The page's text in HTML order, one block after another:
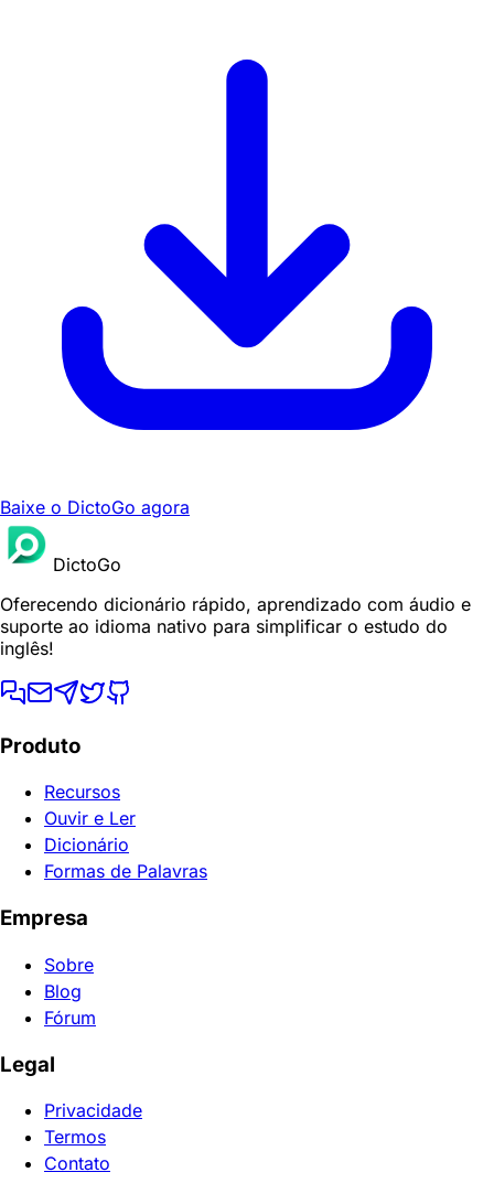
Baixe o DictoGo agora
DictoGo
Oferecendo dicionário rápido, aprendizado com áudio e
suporte ao idioma nativo para simplificar o estudo do
inglês!
Produto
Recursos
Ouvir e Ler
Dicionário
Formas de Palavras
Empresa
Sobre
Blog
Fórum
Legal
Privacidade
Termos
Contato